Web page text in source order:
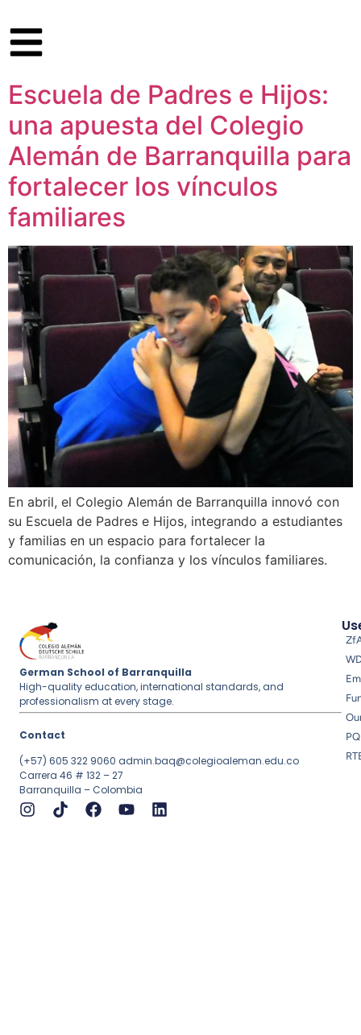
Escuela de Padres e Hijos:
una apuesta del Colegio
Alemán de Barranquilla para
fortalecer los vínculos
familiares
En abril, el Colegio Alemán de Barranquilla innovó con
su Escuela de Padres e Hijos, integrando a estudiantes
y familias en un espacio para fortalecer la
comunicación, la confianza y los vínculos familiares.
German School of Barranquilla
High-quality education, international standards, and
professionalism at every stage.
Contact
(+57) 605 322 9060 admin.baq@colegioaleman.edu.co
Carrera 46 # 132 – 27
Barranquilla – Colombia